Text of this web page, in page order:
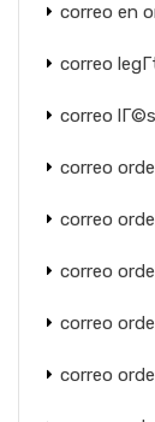
correo en
correo
correo
correo
correo
correo
correo
correo